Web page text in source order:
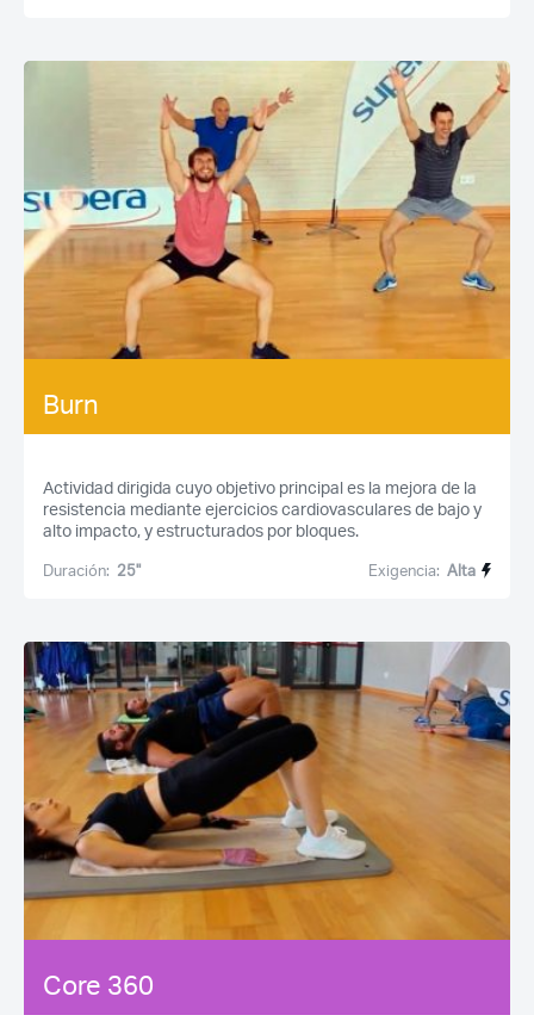
Burn
Actividad dirigida cuyo objetivo principal es la mejora de la
resistencia mediante ejercicios cardiovasculares de bajo y
alto impacto, y estructurados por bloques.
Duración: 25'' Exigencia: Alta
Core 360